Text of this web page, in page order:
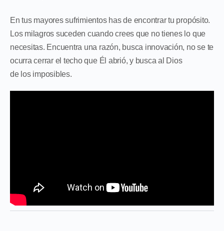
En tus mayores sufrimientos has de encontrar tu propósito.
Los milagros suceden cuando crees que no tienes lo que
necesitas. Encuentra una razón, busca innovación, no se te
ocurra cerrar el techo que Él abrió, y busca al Dios
de los imposibles.